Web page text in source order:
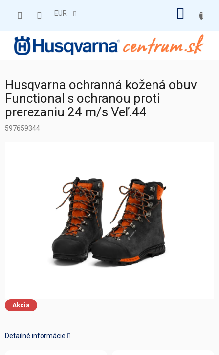
EUR
Husqvarna ochranná kožená obuv
Functional s ochranou proti
prerezaniu 24 m/s Veľ.44
597659344
Akcia
Detailné informácie